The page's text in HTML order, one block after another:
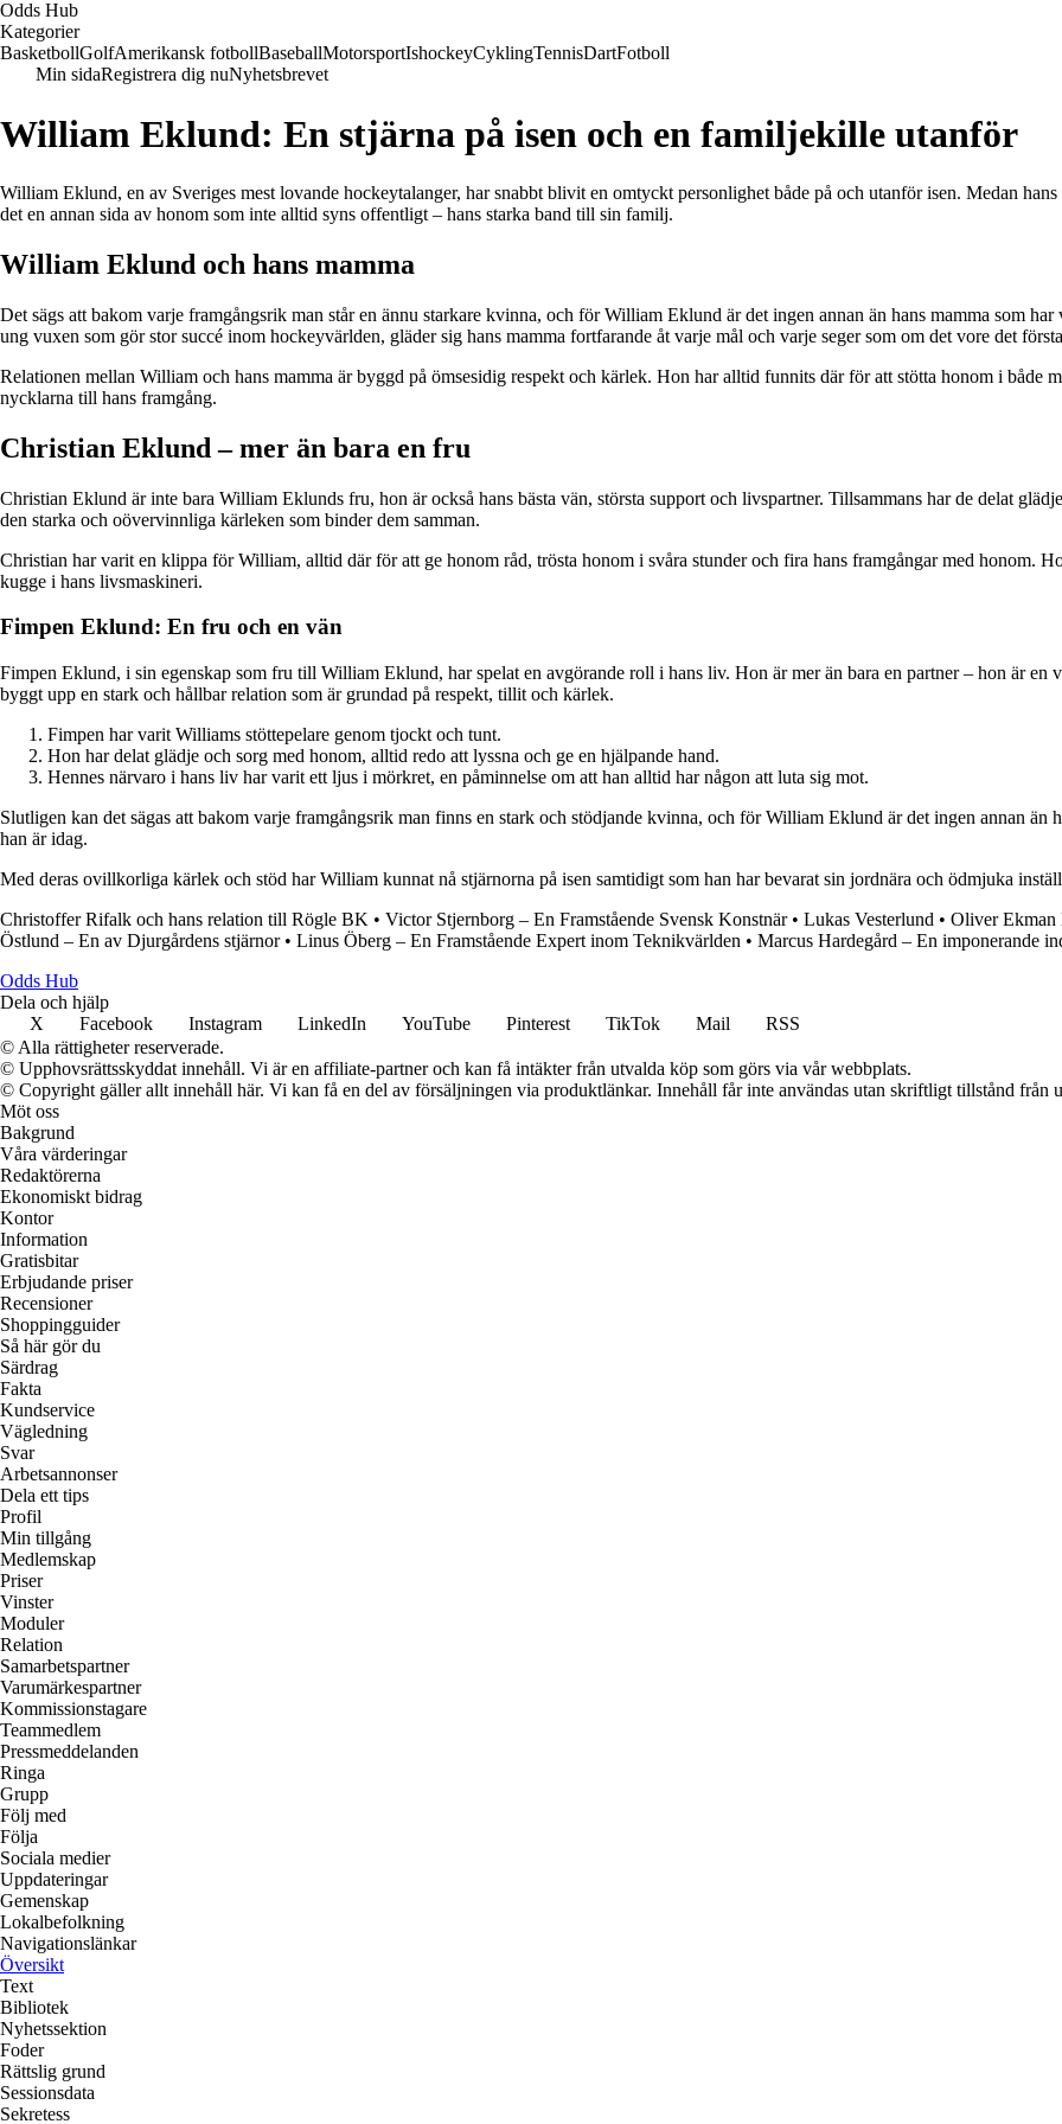
Odds Hub
Kategorier
BasketbollGolfAmerikansk fotbollBaseballMotorsportIshockeyCyklingTennisDartFotboll
Min sidaRegistrera dig nuNyhetsbrevet
William Eklund: En stjärna på isen och en familjekille utanför
William Eklund, en av Sveriges mest lovande hockeytalanger, har snabbt blivit en omtyckt personlighet både på och utanför isen. Medan
det en annan sida av honom som inte alltid syns offentligt – hans starka band till sin familj.
William Eklund och hans mamma
Det sägs att bakom varje framgångsrik man står en ännu starkare kvinna, och för William Eklund är det ingen annan än hans mamma som
ung vuxen som gör stor succé inom hockeyvärlden, gläder sig hans mamma fortfarande åt varje mål och varje seger som om det vore det
Relationen mellan William och hans mamma är byggd på ömsesidig respekt och kärlek. Hon har alltid funnits där för att stötta honom i både
nycklarna till hans framgång.
Christian Eklund – mer än bara en fru
Christian Eklund är inte bara William Eklunds fru, hon är också hans bästa vän, största support och livspartner. Tillsammans har de delat
den starka och oövervinnliga kärleken som binder dem samman.
Christian har varit en klippa för William, alltid där för att ge honom råd, trösta honom i svåra stunder och fira hans framgångar med honom.
kugge i hans livsmaskineri.
Fimpen Eklund: En fru och en vän
Fimpen Eklund, i sin egenskap som fru till William Eklund, har spelat en avgörande roll i hans liv. Hon är mer än bara en partner – hon är en
byggt upp en stark och hållbar relation som är grundad på respekt, tillit och kärlek.
Fimpen har varit Williams stöttepelare genom tjockt och tunt.
Hon har delat glädje och sorg med honom, alltid redo att lyssna och ge en hjälpande hand.
Hennes närvaro i hans liv har varit ett ljus i mörkret, en påminnelse om att han alltid har någon att luta sig mot.
Slutligen kan det sägas att bakom varje framgångsrik man finns en stark och stödjande kvinna, och för William Eklund är det ingen annan
han är idag.
Med deras ovillkorliga kärlek och stöd har William kunnat nå stjärnorna på isen samtidigt som han har bevarat sin jordnära och ödmjuka
Christoffer Rifalk och hans relation till Rögle BK • Victor Stjernborg – En Framstående Svensk Konstnär• Lukas Vesterlund • Oliver Ekman
Östlund – En av Djurgårdens stjärnor• Linus Öberg – En Framstående Expert inom Teknikvärlden • Marcus Hardegård – En imponerande
Odds Hub
Dela och hjälp
X
Facebook Instagram LinkedIn YouTube Pinterest TikTok Mail
RSS
© Alla rättigheter reserverade.
© Upphovsrättsskyddat innehåll. Vi är en affiliate-partner och kan få intäkter från utvalda köp som görs via vår webbplats.
© Copyright gäller allt innehåll här. Vi kan få en del av försäljningen via produktlänkar. Innehåll får inte användas utan skriftligt tillstånd från
Möt oss
Bakgrund
Våra värderingar
Redaktörerna
Ekonomiskt bidrag
Kontor
Information
Gratisbitar
Erbjudande priser
Recensioner
Shoppingguider
Så här gör du
Särdrag
Fakta
Kundservice
Vägledning
Svar
Arbetsannonser
Dela ett tips
Profil
Min tillgång
Medlemskap
Priser
Vinster
Moduler
Relation
Samarbetspartner
Varumärkespartner
Kommissionstagare
Teammedlem
Pressmeddelanden
Ringa
Grupp
Följ med
Följa
Sociala medier
Uppdateringar
Gemenskap
Lokalbefolkning
Navigationslänkar
Översikt
Text
Bibliotek
Nyhetssektion
Foder
Rättslig grund
Sessionsdata
Sekretess